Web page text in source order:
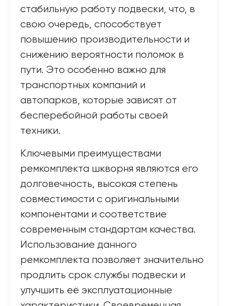
стабильную работу подвески, что, в
свою очередь, способствует
повышению производительности и
снижению вероятности поломок в
пути. Это особенно важно для
транспортных компаний и
автопарков, которые зависят от
бесперебойной работы своей
техники.
Ключевыми преимуществами
ремкомплекта шкворня являются его
долговечность, высокая степень
совместимости с оригинальными
компонентами и соответствие
современным стандартам качества.
Использование данного
ремкомплекта позволяет значительно
продлить срок службы подвески и
улучшить её эксплуатационные